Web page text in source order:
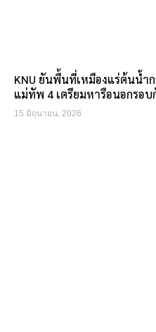
KNU ยันพื้นที่เหมืองแร่ต้นน้ำ
แม่ทัพ 4 เตรียมหารือนอกรอ
15 มิถุนายน, 2026